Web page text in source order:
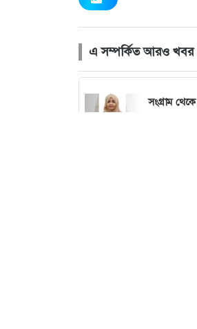
এ সম্পর্কিত আরও খবর
সংগ্রাম থেকে